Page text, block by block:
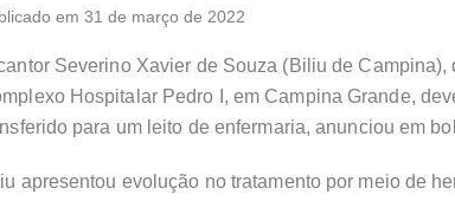
em 31 de março de 2022
Severino Xavier de Souza (Biliu de
Hospitalar Pedro I, em Campina Grande,
para um leito de enfermaria, anunciou em
apresentou evolução no tratamento por meio de